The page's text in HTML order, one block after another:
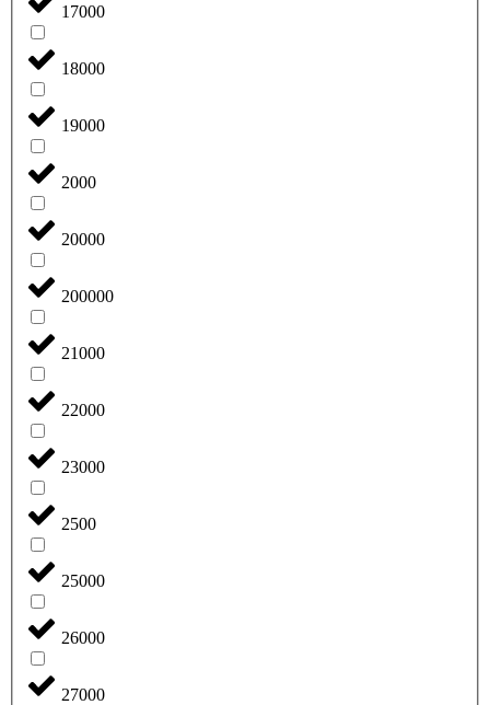
17000
18000
19000
2000
20000
200000
21000
22000
23000
2500
25000
26000
27000